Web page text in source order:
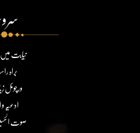
نیابت
براہ
ورچوئل
ادعیہ
صوت